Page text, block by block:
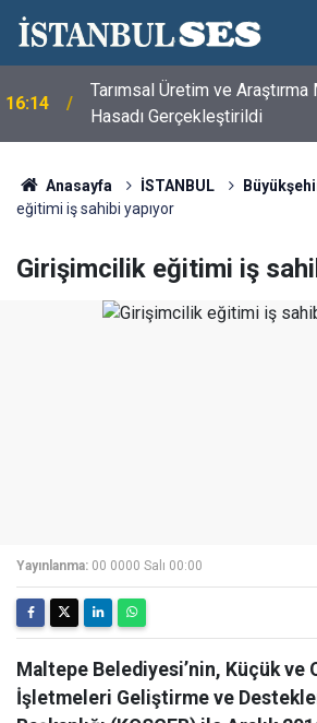
16:14
Tarımsal Üretim ve
Hasadı Gerçekleştirildi
Anasayfa İSTANBUL
eğitimi iş sahibi yapıyor
Girişimcilik eğitimi iş
Yayınlanma: 00 0000 Salı 00:00
Maltepe Belediyesi’nin, Küçük ve
İşletmeleri Geliştirme ve